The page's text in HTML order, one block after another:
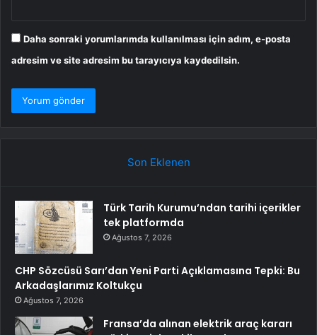
Daha sonraki yorumlarımda kullanılması için adım, e-posta
adresim ve site adresim bu tarayıcıya kaydedilsin.
Son Eklenen
Türk Tarih Kurumu’ndan tarihi içerikler
tek platformda
Ağustos 7, 2026
CHP Sözcüsü Sarı’dan Yeni Parti Açıklamasına Tepki: Bu
Arkadaşlarımız Koltukçu
Ağustos 7, 2026
Fransa’da alınan elektrik araç kararı